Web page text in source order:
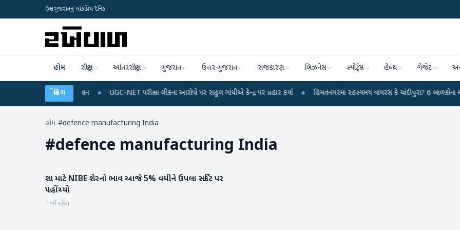
ઉત્તર ગુજરાતનું લોકપ્રિય દૈનિક
હોમ રાષ્ટ્રીય આંતરરાષ્ટ્રીય ગુજરાત ઉત્તર ગુજરાત રાજકારણ બિઝનેસ સ્પોર્ટ્સ હેલ્થ ગેજેટ
બ્રેકિંગ
અને ડેટા પ્લાન UGC-NET પરીક્ષા લીકના આરોપો પર રાહુલ ગાંધીએ કેન્દ્ર પર પ્રહાર કર્યા ● હિંમતનગરમાં રહસ્યમય વાયરસ કે ચાંદીપુરા? 6 બાળકોના મોતથી
હોમ/#defence manufacturing India
#defence manufacturing India
બિઝનેસ
શા માટે NIBE શેરનો ભાવ આજે 5% વધીને ઉપલા સર્કિટ પર
પહોંચ્યો
1 વર્ષ પહેલા